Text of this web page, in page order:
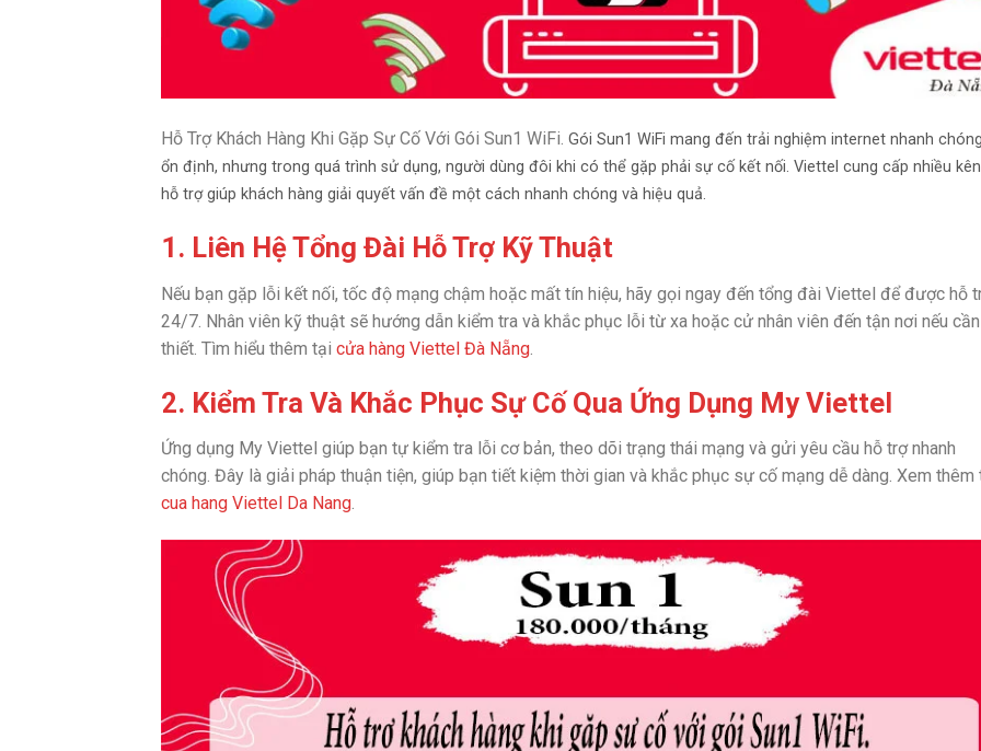
Hỗ Trợ Khách Hàng Khi Gặp Sự Cố Với Gói Sun1 WiFi. Gói Sun1 WiFi mang đến trải nghiệm internet nhanh
ổn định, nhưng trong quá trình sử dụng, người dùng đôi khi có thể gặp phải sự cố kết nối. Viettel cung cấp nhiều
hỗ trợ giúp khách hàng giải quyết vấn đề một cách nhanh chóng và hiệu quả.
1. Liên Hệ Tổng Đài Hỗ Trợ Kỹ Thuật
Nếu bạn gặp lỗi kết nối, tốc độ mạng chậm hoặc mất tín hiệu, hãy gọi ngay đến tổng đài Viettel để được hỗ
24/7. Nhân viên kỹ thuật sẽ hướng dẫn kiểm tra và khắc phục lỗi từ xa hoặc cử nhân viên đến tận nơi nếu cần
thiết. Tìm hiểu thêm tại cửa hàng Viettel Đà Nẵng
2. Kiểm Tra Và Khắc Phục Sự Cố Qua Ứng Dụng My Viettel
Ứng dụng My Viettel giúp bạn tự kiểm tra lỗi cơ bản, theo dõi trạng thái mạng và gửi yêu cầu hỗ trợ nhanh
chóng. Đây là giải pháp thuận tiện, giúp bạn tiết kiệm thời gian và khắc phục sự cố mạng dễ dàng. Xem thêm
cua hang Viettel Da Nang.